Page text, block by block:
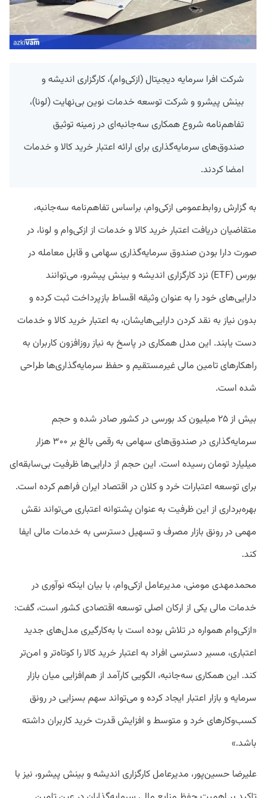
شرکت افرا سرمایه دیجیتال(ازکی‌وام)، کارگزاری اندیشهو
بینش پیشروو شرکت توسعه خدمات نوینبی‌نهایت(لونا)،
تفاهم‌نامه شروعهمکاری سه‌جانبه‌ای درزمینه توثیق
صندوق‌های سرمایه‌گذاری برای ارائه اعتبار خریدکالاو خدمات
امضا کردند.
به گزارش روابط‌عمومی ازکی‌وام، براساس تفاهم‌نامه سه‌جانبه،
متقاضیان دریافت اعتبار خرید کالا و خدمات از ازکی‌وام و لونا، در
صورت دارا بودن صندوق سرمایه‌گذاری سهامی و قابل معامله در
بورس (ETF) نزد کارگزاری اندیشه و بینش پیشرو، می‌توانند
دارایی‌های خود را به عنوان وثیقه اقساط بازپرداخت ثبت کرده و
بدون نیاز به نقد کردن دارایی‌هایشان، به اعتبار خرید کالا و خدمات
دست یابند. این مدل همکاری در پاسخ به نیاز روزافزون کاربران به
راهکارهای تامین مالی غیرمستقیم و حفظ سرمایه‌گذاری‌ها طراحی
شده است.
بیش از ۲۵ میلیون کد بورسی در کشور صادر شده و حجم
سرمایه‌گذاری در صندوق‌های سهامی به رقمی بالغ بر ۳۰۰ هزار
میلیارد تومان رسیده است. این حجم از دارایی‌ها ظرفیت بی‌سابقه‌ای
برای توسعه اعتبارات خرد و کلان در اقتصاد ایران فراهم کرده است.
بهره‌برداری از این ظرفیت به عنوان پشتوانه اعتباری می‌تواند نقش
مهمی در رونق بازار مصرف و تسهیل دسترسی به خدمات مالی ایفا
کند.
محمدمهدی مومنی، مدیرعامل ازکی‌وام، با بیان اینکه نوآوری در
خدمات مالی یکی از ارکان اصلی توسعه اقتصادی کشور است، گفت:
«ازکی‌وام همواره در تلاش بوده است با به‌کارگیری مدل‌های جدید
اعتباری، مسیر دسترسی افراد به اعتبار خرید کالا را کوتاه‌تر و امن‌تر
کند. این همکاری سه‌جانبه، الگویی کارآمد از هم‌افزایی میان بازار
سرمایه و بازار اعتبار ایجاد کرده و می‌تواند سهم بسزایی در رونق
کسب‌وکارهای خرد و متوسط و افزایش قدرت خرید کاربران داشته
باشد.»
علیرضا حسین‌پور، مدیرعامل کارگزاری اندیشه و بینش پیشرو، نیز با